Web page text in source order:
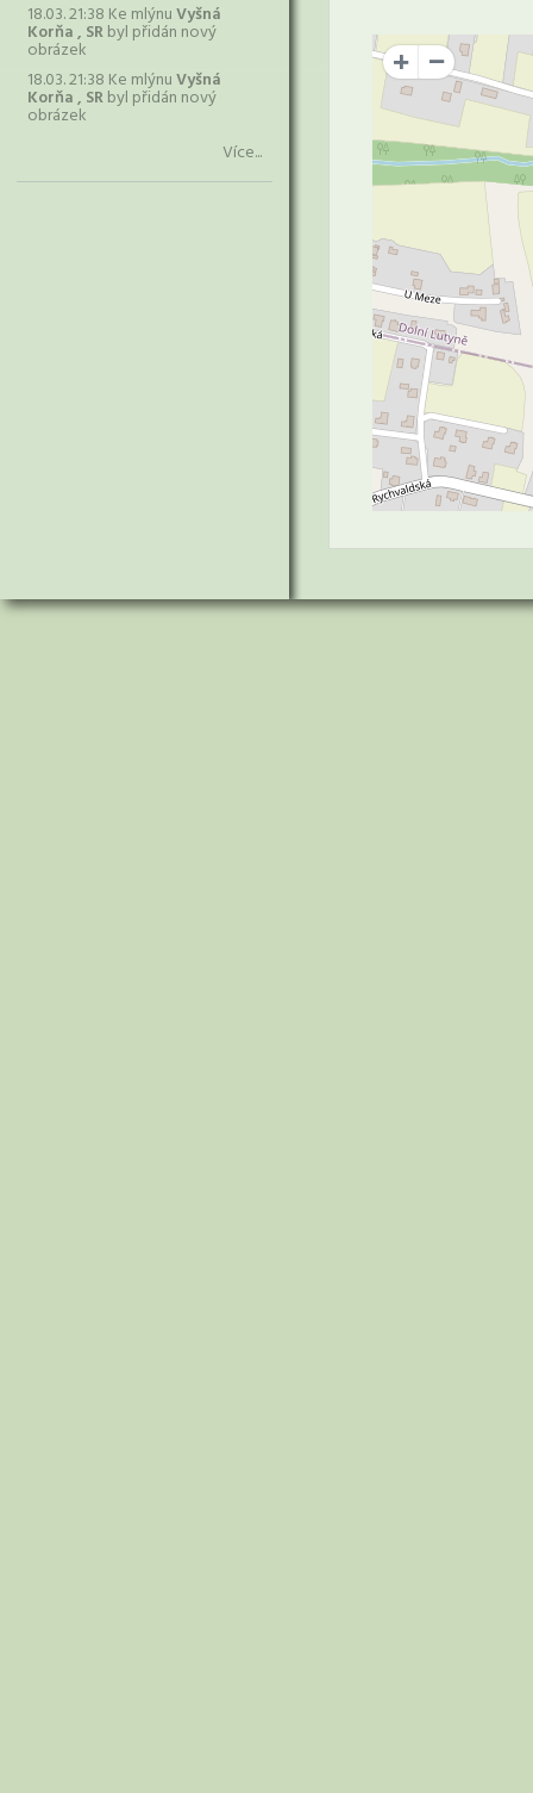
18.03. 21:38 Ke mlýnuVyšná
Korňa , SRbyl přidán nový
obrázek
18.03. 21:38 Ke mlýnuVyšná
Korňa , SRbyl přidán nový
obrázek
Více...
+